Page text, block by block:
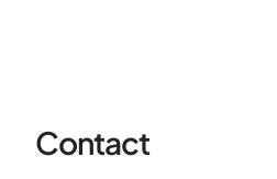
Contact